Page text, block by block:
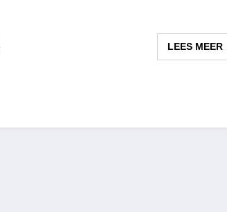
LEES MEER